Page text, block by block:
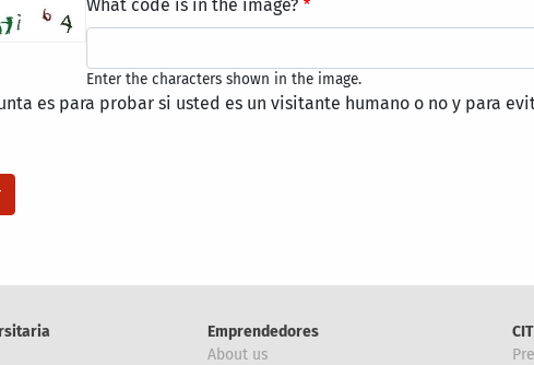
What code is in the image?
Enter the characters shown in the image.
es para probar si usted es un visitante humano o no y para
Emprendedores
About us